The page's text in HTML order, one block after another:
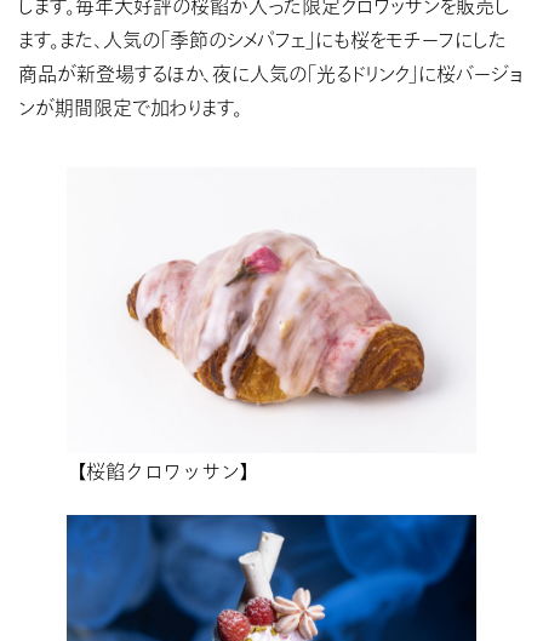
します。毎年大好評の桜餡が入った限定クロワッサンを販売し
ます。また、人気の「季節のシメパフェ」にも桜をモチーフにした
商品が新登場するほか、夜に人気の「光るドリンク」に桜バージョ
ンが期間限定で加わります。
【桜餡クロワッサン】